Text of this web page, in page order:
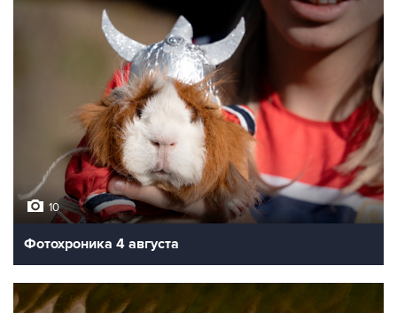
10
Фотохроника 4 августа